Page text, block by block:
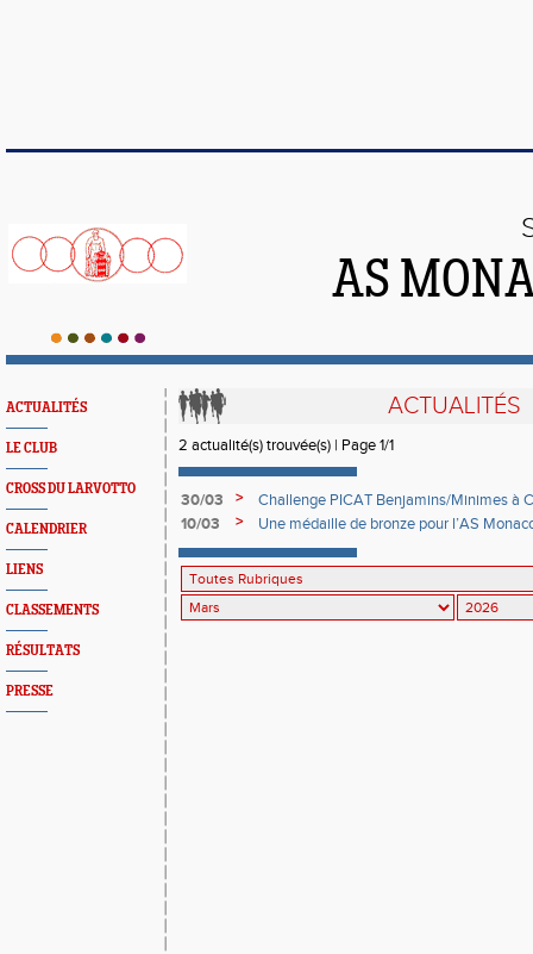
AS
ACTUALITÉS
LE CLUB
CROSS DU LARVOTTO
CALENDRIER
LIENS
CLASSEMENTS
RÉSULTATS
PRESSE
ACTUALITÉS
2 actualité(s) trouvée(s) | Page 1/1
30/03 >
Challenge PICAT Benjamins/Minimes à
10/03
>
Une médaille de bronze pour l’AS